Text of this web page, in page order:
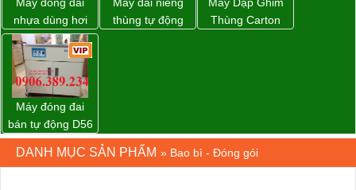
nhựa dùng hơi
khí nén WP-20
thùng tự động
Thùng Carton
Máy đóng đai
bán tự động D56
Strapack
DANH MỤC SẢN PHẨM » Bao bì - Đóng gói